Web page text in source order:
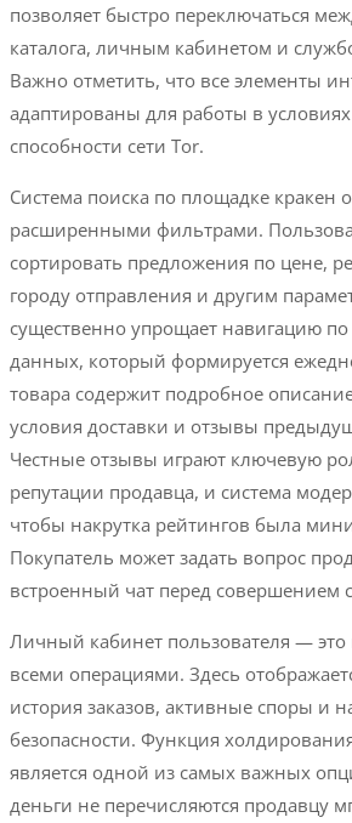
позволяет быстро переключаться
каталога, личным кабинетом и
Важно отметить, что все элементы
адаптированы для работы в
способности сети Tor.
Система поиска по площадке кракен
расширенными фильтрами.
сортировать предложения по цене,
городу отправления и другим
существенно упрощает навигацию
данных, который формируется
товара содержит подробное
условия доставки и отзывы
Честные отзывы играют ключевую
репутации продавца, и система
чтобы накрутка рейтингов была
Покупатель может задать вопрос
встроенный чат перед совершением
Личный кабинет пользователя — это
всеми операциями. Здесь
история заказов, активные споры и
безопасности. Функция
является одной из самых важных
деньги не перечисляются продавцу